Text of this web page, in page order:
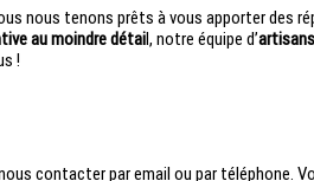
nous tenons prêts à vous apporter des
au moindre détail, notre équipe d’
!
contacter par email ou par téléphone.